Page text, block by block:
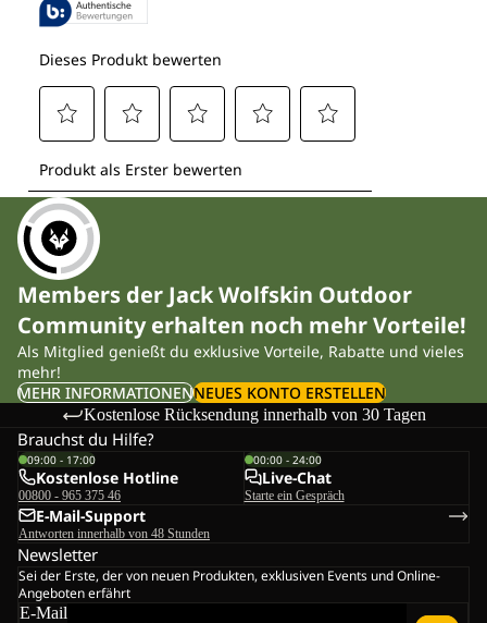
Members der Jack Wolfskin Outdoor
Community erhalten noch mehr Vorteile!
Als Mitglied genießt du exklusive Vorteile, Rabatte und vieles
mehr!
MEHR INFORMATIONENNEUES KONTO ERSTELLEN
Kostenlose Rücksendung innerhalb von 30 Tagen
Brauchst du Hilfe?
09:00 - 17:00
Kostenlose Hotline
00800 - 965 375 46
00:00 - 24:00
Live-Chat
Starte ein Gespräch
E-Mail-Support
Antworten innerhalb von 48 Stunden
Newsletter
Sei der Erste, der von neuen Produkten, exklusiven Events und Online-
Angeboten erfährt
E-Mail